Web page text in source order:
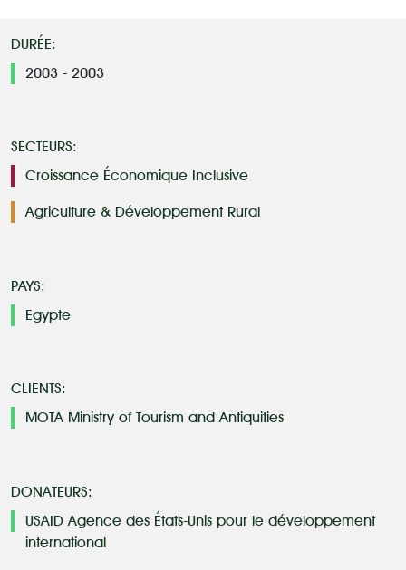
DURÉE
2003 - 2003
SECTEURS
Croissance Économique Inclusive
Agriculture & Développement Rural
PAYS
Egypte
CLIENTS
MOTA Ministry of Tourism and Antiquities
DONATEURS
USAID Agence des États-Unis pour le développement
international